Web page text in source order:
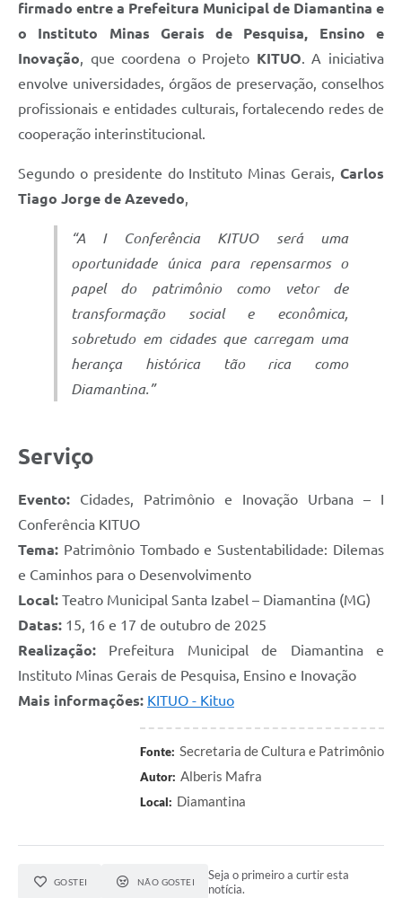
firmado entre a Prefeitura Municipal de Diamantina e
o Instituto Minas Gerais de Pesquisa, Ensino e
Inovação , que coordena o Projeto KITUO . A iniciativa
envolve universidades, órgãos de preservação, conselhos
profissionais e entidades culturais, fortalecendo redes de
cooperação interinstitucional.
Segundo o presidente do Instituto Minas Gerais, Carlos
Tiago Jorge de Azevedo
“A I Conferência KITUO será uma
oportunidade única para repensarmos o
papel do patrimônio como vetor de
transformação social e econômica,
sobretudo em cidades que carregam uma
herança histórica tão rica como
Diamantina.”
Serviço
Evento: Cidades, Patrimônio e Inovação Urbana – I
Conferência KITUO
Tema: Patrimônio Tombado e Sustentabilidade: Dilemas
e Caminhos para o Desenvolvimento
Local: Teatro Municipal Santa Izabel – Diamantina (MG)
Datas: 15, 16 e 17 de outubro de 2025
Realização: Prefeitura Municipal de Diamantina e
Instituto Minas Gerais de Pesquisa, Ensino e Inovação
Mais informações: KITUO - Kituo
Fonte: Secretaria de Cultura e Patrimônio
Autor: Alberis Mafra
Local: Diamantina
GOSTEI NÃO GOSTEI
Seja o primeiro a curtir esta
notícia.